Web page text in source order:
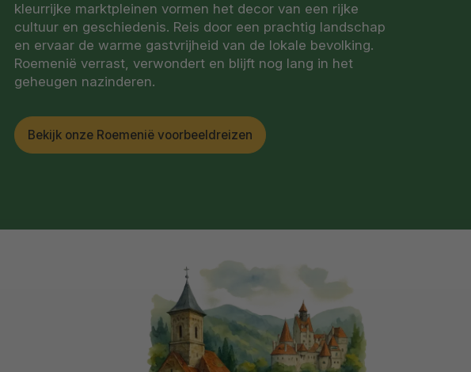
kleurrijke marktpleinen vormen het decor van een rijke
cultuur en geschiedenis. Reis door een prachtig landschap
en ervaar de warme gastvrijheid van de lokale bevolking.
Roemenië verrast, verwondert en blijft nog lang in het
geheugen nazinderen.
Bekijk onze Roemenië voorbeeldreizen